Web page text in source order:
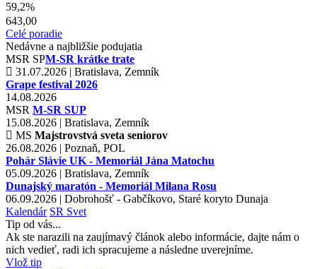
59,2%
643,00
Celé poradie
Nedávne a najbližšie podujatia
MSR SPM-SR krátke trate
31.07.2026 | Bratislava, Zemník
Grape festival 2026
14.08.2026
MSR M-SR SUP
15.08.2026 | Bratislava, Zemník
MS Majstrovstvá sveta seniorov
26.08.2026 | Poznaň, POL
Pohár Slávie UK - Memoriál Jána Matochu
05.09.2026 | Bratislava, Zemník
Dunajský maratón - Memoriál Milana Rosu
06.09.2026 | Dobrohošť - Gabčíkovo, Staré koryto Dunaja
Kalendár SR Svet
Tip od vás...
Ak ste narazili na zaujímavý článok alebo informácie, dajte nám o
nich vedieť, radi ich spracujeme a následne uverejníme.
Vlož tip